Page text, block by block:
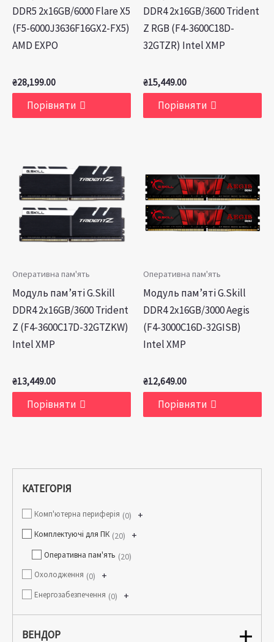
КАТЕГОРІЯ
Комп'ютерна периферія +
0
Комплектуючі для ПК +
20
Оперативна пам'ять 20
Охолодження +
0
Енергозабезпечення +
0
ВЕНДОР
DDR5 2x16GB/6000 Flare X5
(F5-6000J3636F16GX2-FX5)
AMD EXPO
₴28,199.00
Порівняти
DDR4 2x16GB/3600 Trident
Z RGB (F4-3600C18D-
32GTZR) Intel XMP
₴15,449.00
Порівняти
Оперативна пам'ять
Модуль пам’яті G.Skill
DDR4 2x16GB/3600 Trident
Z (F4-3600C17D-32GTZKW)
Intel XMP
₴13,449.00
Порівняти
Оперативна пам'ять
Модуль пам’яті G.Skill
DDR4 2x16GB/3000 Aegis
(F4-3000C16D-32GISB)
Intel XMP
₴12,649.00
Порівняти